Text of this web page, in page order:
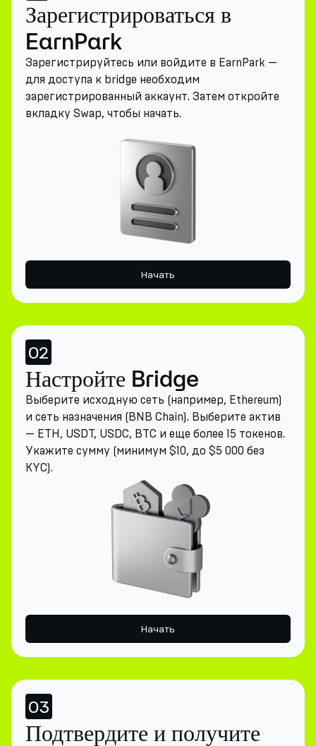
Зарегистрироваться в
EarnPark
Зарегистрируйтесь или войдите в EarnPark —
для доступа к bridge необходим
зарегистрированный аккаунт. Затем откройте
вкладку Swap, чтобы начать.
Начать
02
Настройте Bridge
Выберите исходную сеть (например, Ethereum)
и сеть назначения (BNB Chain). Выберите актив
— ETH, USDT, USDC, BTC и еще более 15 токенов.
Укажите сумму (минимум $10, до $5 000 без
KYC).
Начать
03
Подтвердите и получите